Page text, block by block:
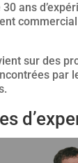
ans
sur des
par